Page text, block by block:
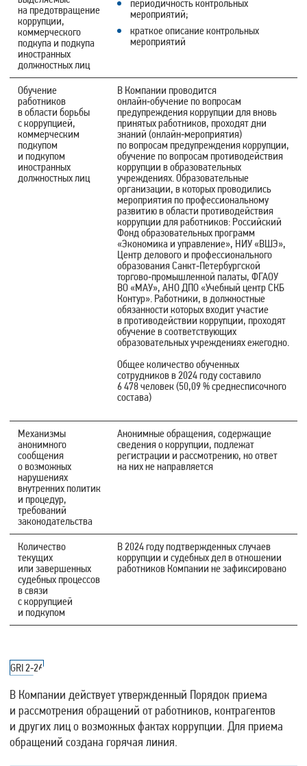
на предотвращение
коррупции,
коммерческого
подкупа и подкупа
иностранных
должностных лиц
периодичность контрольных
мероприятий;
краткое описание контрольных
мероприятий
Обучение
работников
в области борьбы
с коррупцией,
коммерческим
подкупом
и подкупом
иностранных
должностных лиц
В Компании проводится
онлайн‑обучение по вопросам
предупреждения коррупции для вновь
принятых работников, проходят дни
знаний (онлайн‑мероприятия)
по вопросам предупреждения коррупции,
обучение по вопросам противодействия
коррупции в образовательных
учреждениях. Образовательные
организации, в которых проводились
мероприятия по профессиональному
развитию в области противодействия
коррупции для работников: Российский
Фонд образовательных программ
«Экономика и управление», НИУ «ВШЭ»,
Центр делового и профессионального
образования Санкт‑Петербургской
торгово‑промышленной палаты, ФГАОУ
ВО «МАУ», АНО ДПО «Учебный центр СКБ
Контур». Работники, в должностные
обязанности которых входит участие
в противодействии коррупции, проходят
обучение в соответствующих
образовательных учреждениях ежегодно.
Общее количество обученных
сотрудников в 2024 году составило
6 478 человек (50,09 % среднесписочного
состава)
Механизмы
анонимного
сообщения
о возможных
нарушениях
внутренних политик
и процедур,
требований
законодательства
Анонимные обращения, содержащие
сведения о коррупции, подлежат
регистрации и рассмотрению, но ответ
на них не направляется
Количество
текущих
или завершенных
судебных процессов
в связи
с коррупцией
и подкупом
В 2024 году подтвержденных случаев
коррупции и судебных дел в отношении
работников Компании не зафиксировано
GRI 2‑26
В Компании действует утвержденный Порядок приема
и рассмотрения обращений от работников, контрагентов
и других лиц о возможных фактах коррупции. Для приема
обращений создана горячая линия.